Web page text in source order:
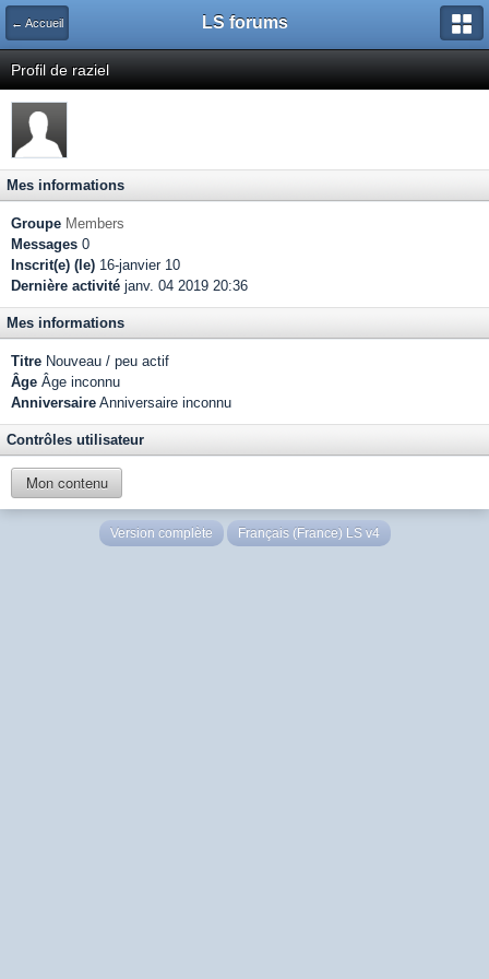
← Accueil LS forums
Profil de raziel
Mes informations
Groupe Members
Messages 0
Inscrit(e) (le) 16-janvier 10
Dernière activité janv. 04 2019 20:36
Mes informations
Titre Nouveau / peu actif
Âge Âge inconnu
Anniversaire Anniversaire inconnu
Contrôles utilisateur
Mon contenu
Version complète Français (France) LS v4